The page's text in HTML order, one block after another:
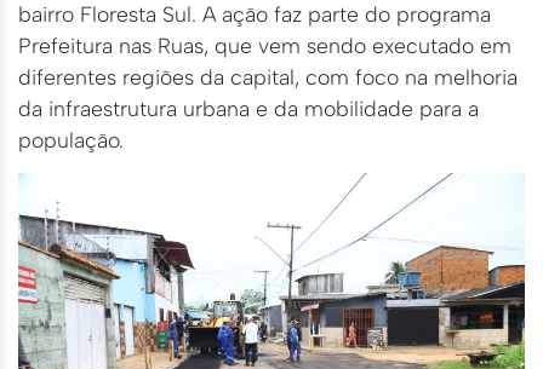
bairro Floresta Sul. A ação faz parte do programa
Prefeitura nas Ruas, que vem sendo executado em
diferentes regiões da capital, com foco na melhoria
da infraestrutura urbana e da mobilidade para a
população.